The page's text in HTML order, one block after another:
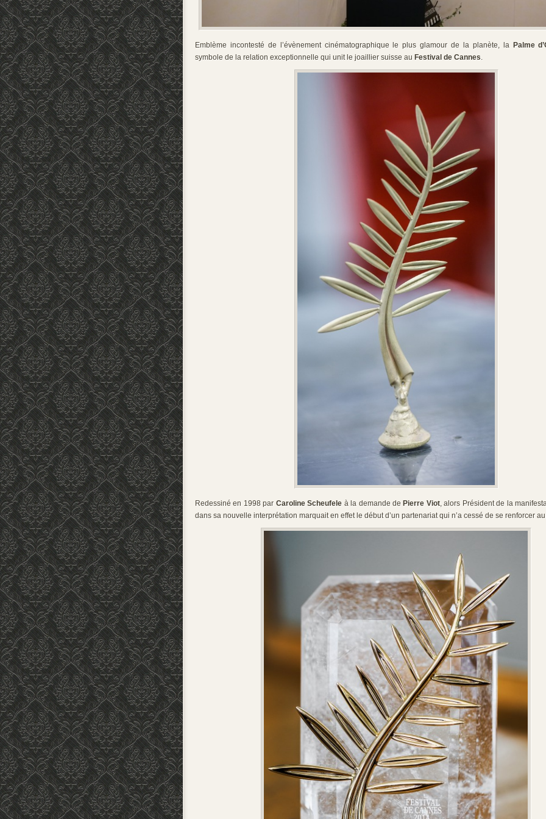
Emblème incontesté de l’évènement cinématographique le plus glamour de la planète, la Palme
symbole de la relation exceptionnelle qui unit le joaillier suisse au Festival de Cannes.
Redessiné en 1998 par Caroline Scheufele à la demande de Pierre Viot, alors Président de la
dans sa nouvelle interprétation marquait en effet le début d’un partenariat qui n’a cessé de se renforcer